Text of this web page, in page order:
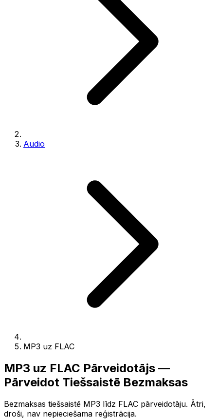
Audio
MP3 uz FLAC
MP3 uz FLAC Pārveidotājs —
Pārveidot Tiešsaistē Bezmaksas
Bezmaksas tiešsaistē MP3 līdz FLAC pārveidotāju. Ātri,
droši, nav nepieciešama reģistrācija.